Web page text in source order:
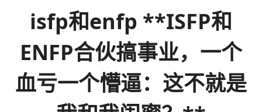
isfp和enfp **ISFP和
ENFP合伙搞事业，一个
血亏一个懵逼：这不就是